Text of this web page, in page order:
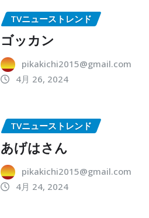
TVニューストレンド
ゴッカン
pikakichi2015@gmail.com
4月 26, 2024
TVニューストレンド
あげはさん
pikakichi2015@gmail.com
4月 24, 2024